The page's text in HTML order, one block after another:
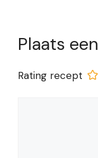
Plaats
Rating recept